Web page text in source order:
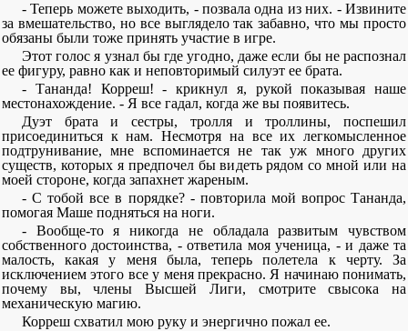
- Теперь можете выходить, - позвала одна из них. - Извините
за вмешательство, но все выглядело так забавно, что мы просто
обязаны были тоже принять участие в игре.
Этот голос я узнал бы где угодно, даже если бы не распознал
ее фигуру, равно как и неповторимый силуэт ее брата.
- Тананда! Корреш! - крикнул я, рукой показывая наше
местонахождение. - Я все гадал, когда же вы появитесь.
Дуэт брата и сестры, тролля и троллины, поспешил
присоединиться к нам. Несмотря на все их легкомысленное
подтрунивание, мне вспоминается не так уж много других
существ, которых я предпочел бы видеть рядом со мной или на
моей стороне, когда запахнет жареным.
- С тобой все в порядке? - повторила мой вопрос Тананда,
помогая Маше подняться на ноги.
- Вообще-то я никогда не обладала развитым чувством
собственного достоинства, - ответила моя ученица, - и даже та
малость, какая у меня была, теперь полетела к черту. За
исключением этого все у меня прекрасно. Я начинаю понимать,
почему вы, члены Высшей Лиги, смотрите свысока на
механическую магию.
Корреш схватил мою руку и энергично пожал ее.